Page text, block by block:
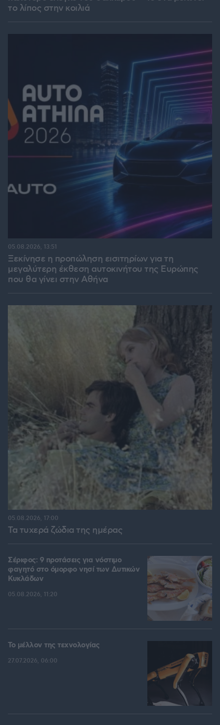
το λίπος στην κοιλιά
Ξεκίνησε η προπώληση εισιτηρίων για τη
μεγαλύτερη έκθεση αυτοκινήτου της Ευρώπης
που θα γίνει στην Αθήνα
05.08.2026, 13:51
Τα τυχερά ζώδια της ημέρας
05.08.2026, 17:00
Σέριφος: 9 προτάσεις για νόστιμο
φαγητό στο όμορφο νησί των Δυτικών
Κυκλάδων
05.08.2026, 11:20
Το μέλλον της τεχνολογίας
27.07.2026, 06:00